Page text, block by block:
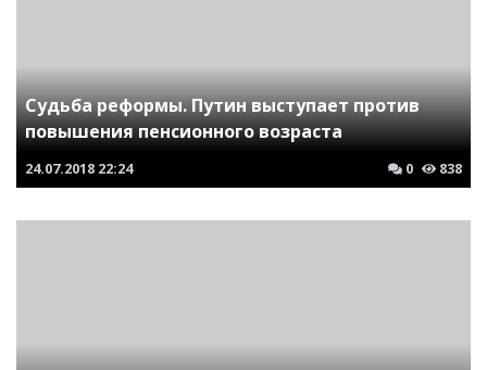
Судьба реформы. Путин выступает против
повышения пенсионного возраста
24.07.2018 22:24 0 838